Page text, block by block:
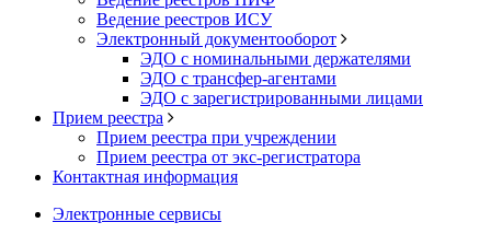
Ведение реестров ИСУ
Электронный документооборот
ЭДО с номинальными держателями
ЭДО с трансфер-агентами
ЭДО с зарегистрированными лицами
Прием реестра
Прием реестра при учреждении
Прием реестра от экс-регистратора
Контактная информация
Электронные сервисы